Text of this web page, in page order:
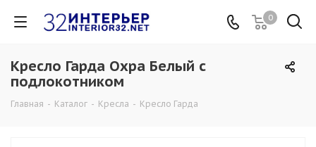
0
Кресло Гарда Охра Белый с
подлокотником
Главная - Каталог - Кресла - Кресло Гарда